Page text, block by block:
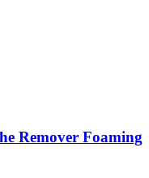
Remover Foaming